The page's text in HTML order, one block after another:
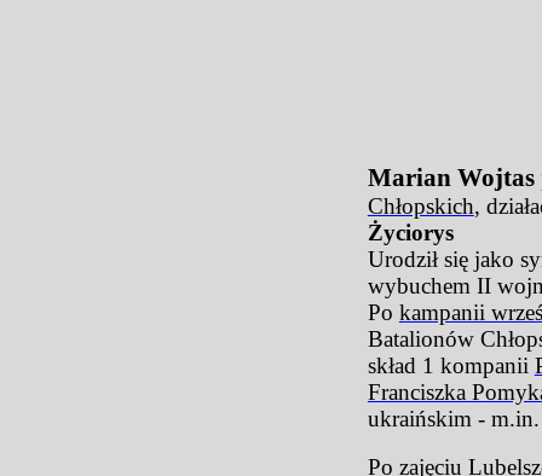
Marian Wojtas
Chłopskich,
Życiorys
Urodził się jako
wybuchem II
Po kampanii
Batalionów
skład 1 kompanii
Franciszka
ukraińskim -
Po zajęciu